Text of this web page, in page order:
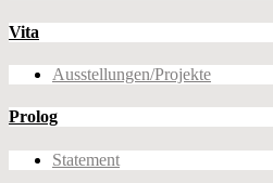
Vita
Ausstellungen/Projekte
Prolog
Statement